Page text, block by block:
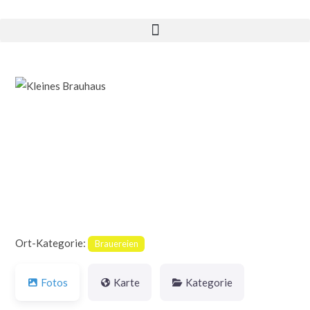
Ort-Kategorie: Brauereien
Fotos Karte Kategorie